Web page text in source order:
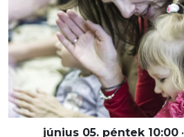
június 05. péntek 10:00•